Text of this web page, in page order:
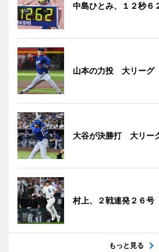
中島ひとみ、１２秒６
山本の力投 大リーグ
大谷が決勝打 大リー
村上、２戦連発２６
もっと見る